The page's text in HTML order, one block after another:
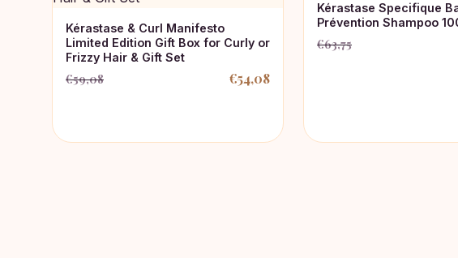
Kérastase & Curl Manifesto
Limited Edition Gift Box for Curly or
Frizzy Hair & Gift Set
€59,08
Oorspronkelijke
€59,08.
€54,08
Huidige
€54,08.
Kérastase Specifique
Prévention Shampoo
€63,75
Oorspronkelijke
Huidige